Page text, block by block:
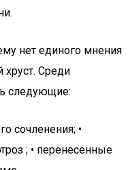
нет единого мнения
хруст. Среди
следующие:
сочленения; •
; • перенесенные